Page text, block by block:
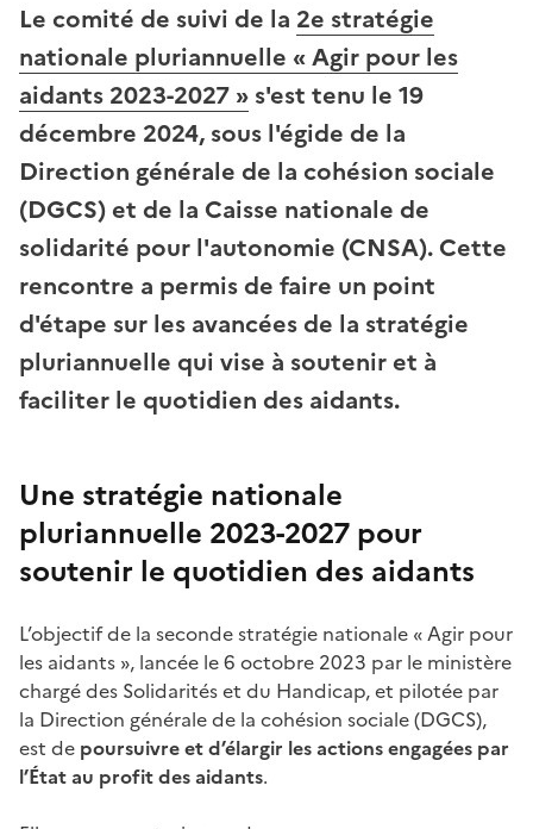
Le comité de suivi de la 2e stratégie
nationale pluriannuelle « Agir pour les
aidants 2023-2027 » s'est tenu le 19
décembre 2024, sous l'égide de la
Direction générale de la cohésion sociale
(DGCS) et de la Caisse nationale de
solidarité pour l'autonomie (CNSA). Cette
rencontre a permis de faire un point
d'étape sur les avancées de la stratégie
pluriannuelle qui vise à soutenir et à
faciliter le quotidien des aidants.
Une stratégie nationale
pluriannuelle 2023-2027 pour
soutenir le quotidien des aidants
L’objectif de la seconde stratégie nationale « Agir pour
les aidants », lancée le 6 octobre 2023 par le ministère
chargé des Solidarités et du Handicap, et pilotée par
la Direction générale de la cohésion sociale (DGCS),
est de poursuivre et d’élargir les actions engagées par
l’État au profit des aidants.